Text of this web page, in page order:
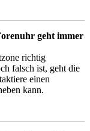
geht immer
richtig
falsch ist, geht die
einen
kann.